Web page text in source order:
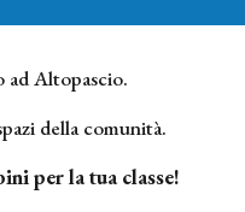
ad Altopascio.
della comunità.
per la tua classe!